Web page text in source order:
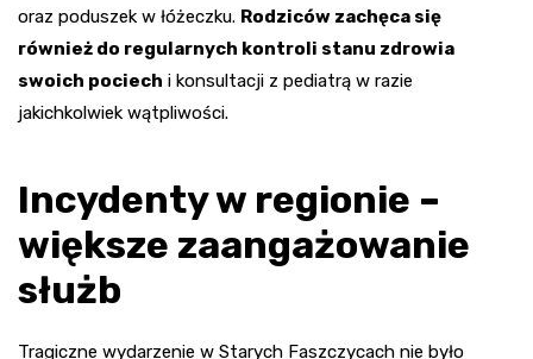
oraz poduszek w łóżeczku. Rodziców zachęca się
również do regularnych kontroli stanu zdrowia
swoich pociech i konsultacji z pediatrą w razie
jakichkolwiek wątpliwości.
Incydenty w regionie –
większe zaangażowanie
służb
Tragiczne wydarzenie w Starych Faszczycach nie było